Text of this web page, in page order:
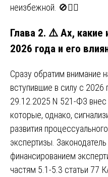
неизбежной. 🚫👨‍⚖️
Глава 2. ⚠️ Ах, какие
2026 года и его
Сразу обратим внимание
вступившие в силу с
29.12.2025 N 521-ФЗ
которые, однако,
развития
экспертизы.
финансированием
частям 5.1-5.3 статьи 77